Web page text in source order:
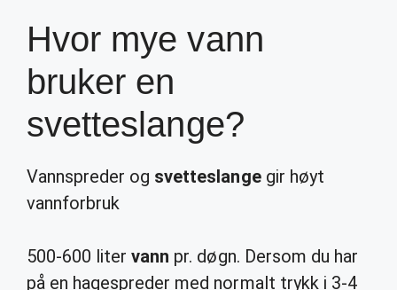
Hvor mye vann
bruker en
svetteslange?
Vannspreder og svetteslangegir høyt
vannforbruk
500-600 litervann pr. døgn. Dersom du har
på en hagespreder med normalt trykk i 3-4